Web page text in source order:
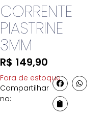
CORRENTE
PIASTRINE
3MM
R$ 149,90
Fora de estoque
Compartilhar
no: